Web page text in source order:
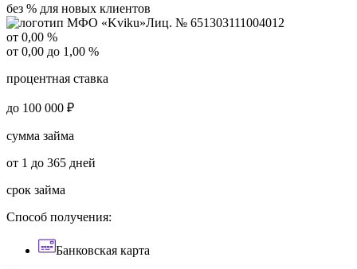
без % для новых клиентов
Лиц. № 651303111004012
от 0,00 %
от 0,00 до 1,00 %
процентная ставка
до 100 000 ₽
сумма займа
от 1 до 365 дней
срок займа
Способ получения:
Банковская карта